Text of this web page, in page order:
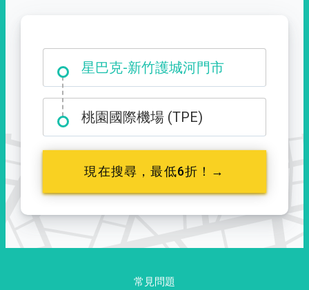
大霸尖山登山口
桃園國際機場 (TPE)
現在搜尋，最低6折！→
常見問題